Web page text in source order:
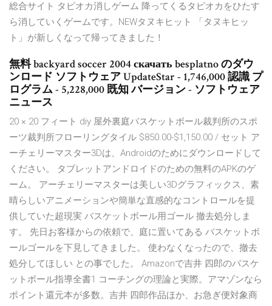
総合サイト タピオカ消しゲーム 降ってくるタピオカをひたす
ら消していくゲームです。NEWタヌキヒット 「タヌキヒッ
ト」が新しくなって帰ってきました！
無料 backyard soccer 2004 скачать besplatno のダウ
ンロード ソフトウェア UpdateStar - 1,746,000 認識 プ
ログラム - 5,228,000 既知 バージョン - ソフトウェア
ニュース
20 × 20 フィート diy 屋外裏庭バスケットボール裁判所のスポ
ーツ裁判所フローリングタイル $850.00-$1,150.00 / セット ア
ーチェリーマスター3Dは、Androidのためにダウンロードして
ください。 タブレットアンドロイドのための無料のAPKのゲ
ーム。 アーチェリーマスターは美しい3Dグラフィックス、素
晴らしいアニメーションや簡単な直感的なコントロールを提
供していた超現実 バスケットボール用ゴール 撤去処分しま
す。 先日お客様からの依頼で、庭に置いてある バスケットボ
ールゴールを下見してきました。 使わなくなったので、撤去
処分してほしい との事でした。 Amazonで吉井 四郎のバスケ
ットボール指導全書1 コーチングの理論と実際。アマゾンなら
ポイント還元本が多数。吉井 四郎作品ほか、お急ぎ便対象商